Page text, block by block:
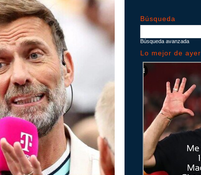
Búsqueda
Búsqueda avanzada
Lo mejor de ayer